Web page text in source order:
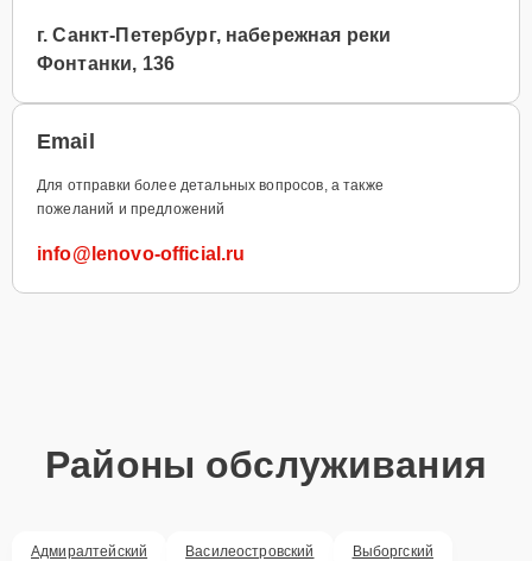
г. Санкт-Петербург, набережная реки
Фонтанки, 136
Email
Для отправки более детальных вопросов, а также
пожеланий и предложений
info@lenovo-official.ru
Районы обслуживания
Адмиралтейский Василеостровский Выборгский